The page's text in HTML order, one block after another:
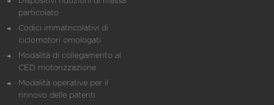
particolato
Codici immatricolativi di
ciclomotori omologati
Modalità di collegamento al
CED motorizzazione
Modalità operative per il
rinnovo delle patenti